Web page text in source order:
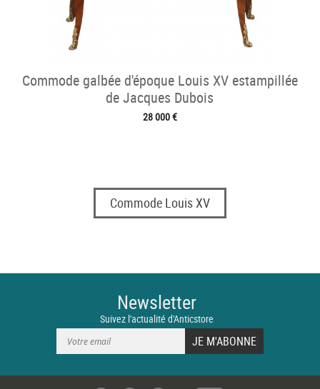
Commode galbée d'époque Louis XV estampillée
de Jacques Dubois
28 000 €
Commode Louis XV
Newsletter
Suivez l'actualité d'Anticstore